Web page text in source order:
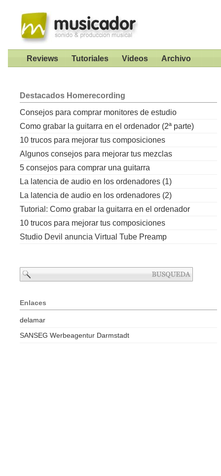
Reviews Tutoriales Videos Archivo
Destacados Homerecording
Consejos para comprar monitores de estudio
Como grabar la guitarra en el ordenador (2ª parte)
10 trucos para mejorar tus composiciones
Algunos consejos para mejorar tus mezclas
5 consejos para comprar una guitarra
La latencia de audio en los ordenadores (1)
La latencia de audio en los ordenadores (2)
Tutorial: Como grabar la guitarra en el ordenador
10 trucos para mejorar tus composiciones
Studio Devil anuncia Virtual Tube Preamp
Enlaces
delamar
SANSEG Werbeagentur Darmstadt